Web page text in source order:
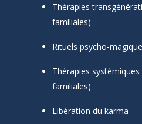
Thérapies
familiales)
Rituels psycho-
Thérapies
familiales)
Libération du karma